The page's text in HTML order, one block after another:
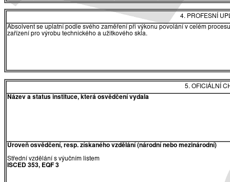
4. PROFESNÍ
Absolvent se uplatní podle svého zaměření při výkonu povolání v celém
zařízení pro výrobu technického a užitkového skla.
5. OFICIÁLNÍ
Název a status instituce, která osvědčení vydala
Úroveň osvědčení, resp. získaného vzdělání (národní nebo mezinárodní)
Střední vzdělání s výučním listem
ISCED 353, EQF 3